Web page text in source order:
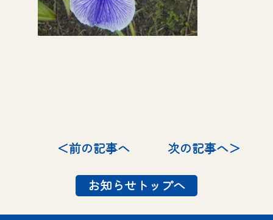
＜前の記事へ 次の記事へ＞
お知らせトップへ